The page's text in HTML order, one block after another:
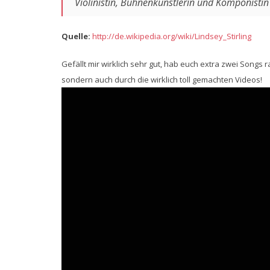
Quelle: http://de.wikipedia.org/wiki/Lindsey_Stirling
Gefällt mir wirklich sehr gut, hab euch extra zwei
sondern auch durch die wirklich toll gemachten Videos!